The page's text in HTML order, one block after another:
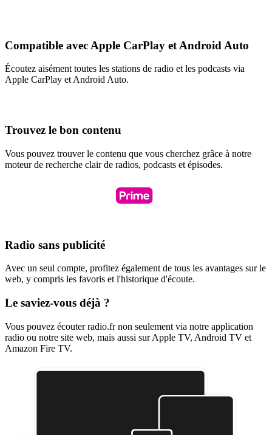
Compatible avec Apple CarPlay et Android Auto
Écoutez aisément toutes les stations de radio et les podcasts via
Apple CarPlay et Android Auto.
Trouvez le bon contenu
Vous pouvez trouver le contenu que vous cherchez grâce à notre
moteur de recherche clair de radios, podcasts et épisodes.
Radio sans publicité
Avec un seul compte, profitez également de tous les avantages sur le
web, y compris les favoris et l'historique d'écoute.
Le saviez-vous déjà ?
Vous pouvez écouter radio.fr non seulement via notre application
radio ou notre site web, mais aussi sur Apple TV, Android TV et
Amazon Fire TV.